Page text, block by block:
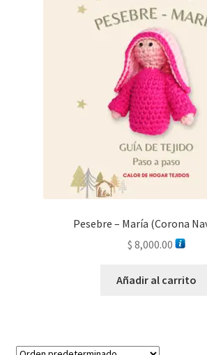
Pesebre – María (Corona
$ 8,000.00
Añadir al carrito